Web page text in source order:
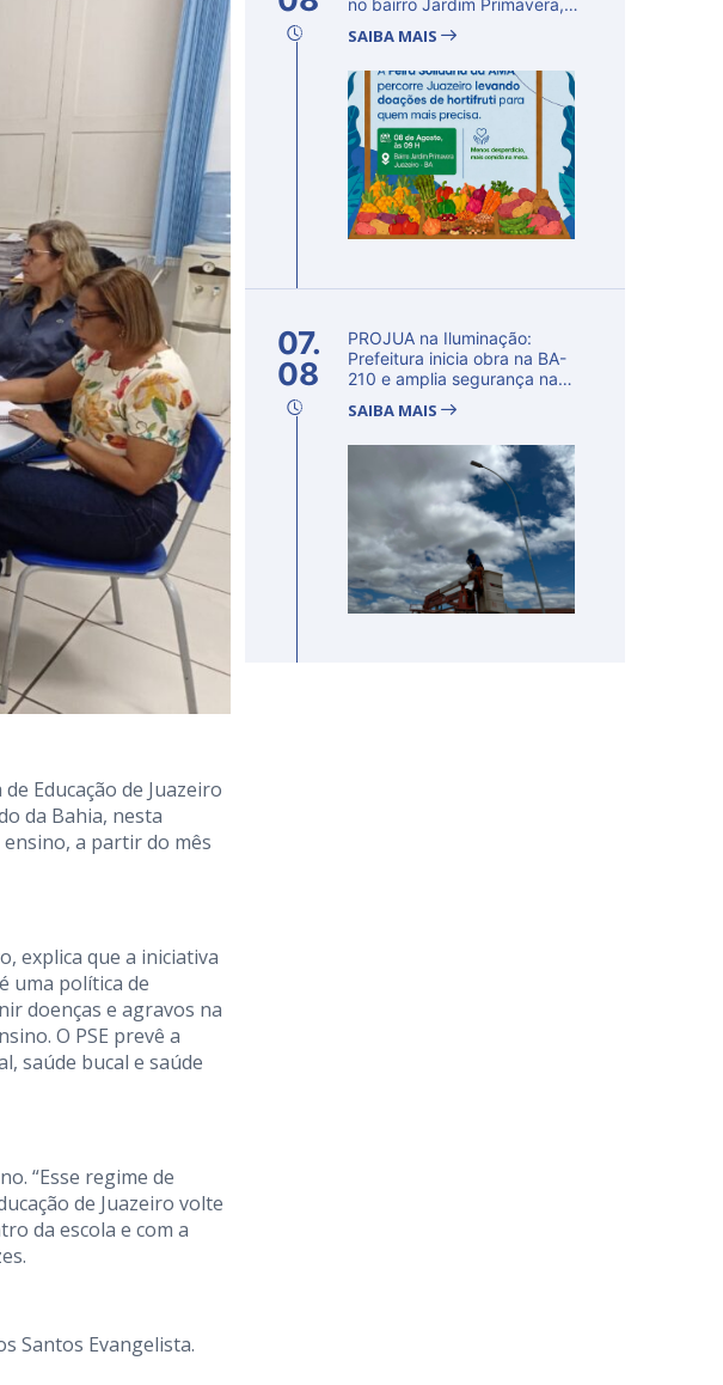
Educação de Juazeiro
da Bahia, nesta
a partir do mês
explica que a iniciativa
uma política de
doenças e agravos na
O PSE prevê a
saúde bucal e saúde
“Esse regime de
de Juazeiro volte
da escola e com a
Santos Evangelista.
no bairro Jardim Primavera,
SAIBA MAIS
07.
08
PROJUA na Iluminação:
Prefeitura inicia obra na BA-
210 e amplia segurança na
SAIBA MAIS